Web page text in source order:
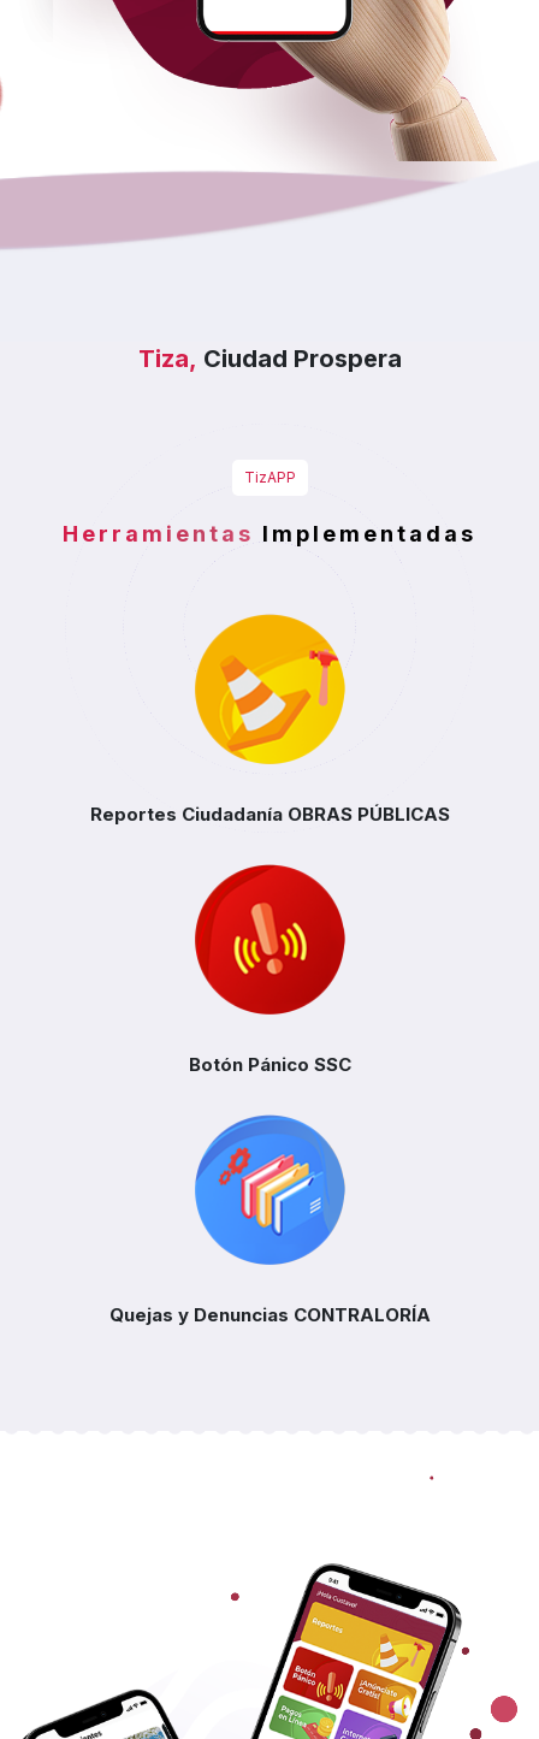
Tiza, Ciudad Prospera
TizAPP
Herramientas Implementadas
Reportes Ciudadanía OBRAS PÚBLICAS
Botón Pánico SSC
Quejas y Denuncias CONTRALORÍA